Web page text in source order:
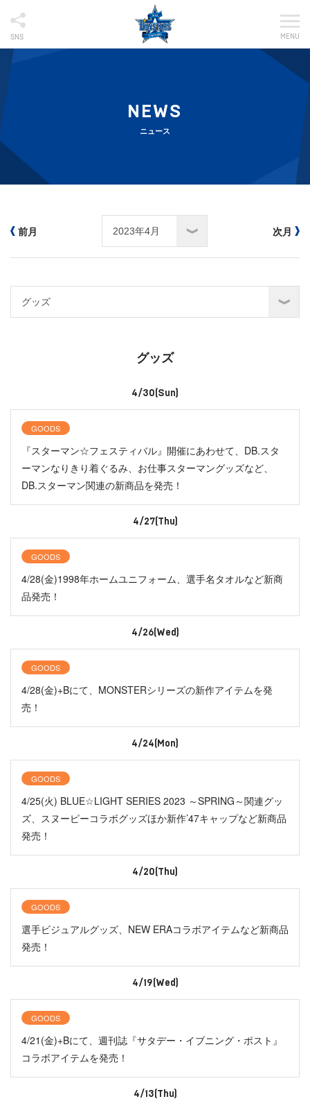
SNS MENU
NEWS
ニュース
前月 次月
グッズ
4/30(Sun)
GOODS
『スターマン☆フェスティバル』開催にあわせて、DB.スタ
ーマンなりきり着ぐるみ、お仕事スターマングッズなど、
DB.スターマン関連の新商品を発売！
4/27(Thu)
GOODS
4/28(金)1998年ホームユニフォーム、選手名タオルなど新商
品発売！
4/26(Wed)
GOODS
4/28(金)+Bにて、MONSTERシリーズの新作アイテムを発
売！
4/24(Mon)
GOODS
4/25(火) BLUE☆LIGHT SERIES 2023 ～SPRING～関連グッ
ズ、スヌーピーコラボグッズほか新作’47キャップなど新商品
発売！
4/20(Thu)
GOODS
選手ビジュアルグッズ、NEW ERAコラボアイテムなど新商品
発売！
4/19(Wed)
GOODS
4/21(金)+Bにて、週刊誌『サタデー・イブニング・ポスト』
コラボアイテムを発売！
4/13(Thu)